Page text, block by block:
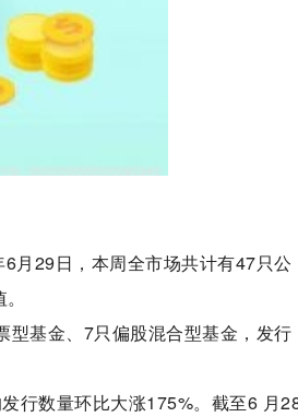
月29日，本周全市场共计有47只公
基金、7只偏股混合型基金，发行
行数量环比大涨175%。截至6 月